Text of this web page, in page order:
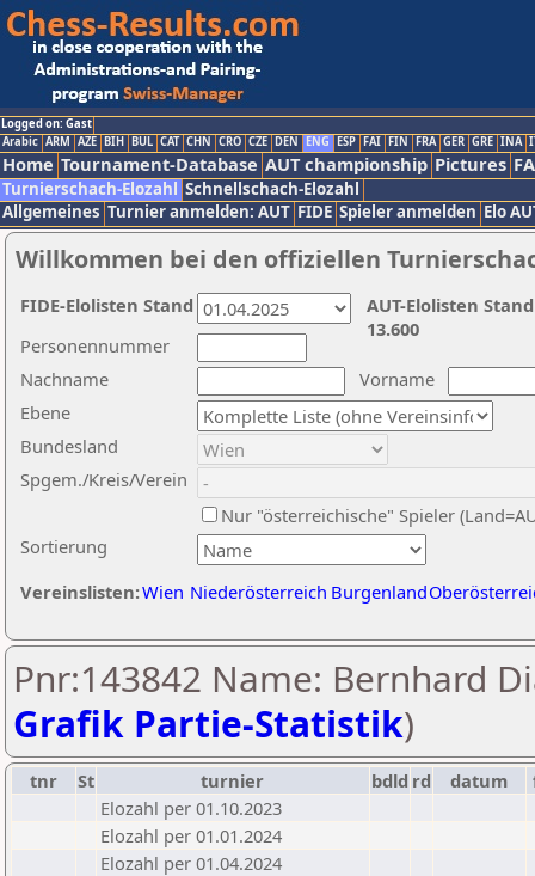
Logged on: Gast
Arabic ARM AZE BIH BUL CAT CHN CRO CZE DEN ENG ESP FAI FIN FRA GER GRE INA
Home Tournament-Database AUT championship Pictures
Turnierschach-Elozahl Schnellschach-Elozahl
Allgemeines Turnier anmelden: AUT FIDE Spieler anmelden Elo
Willkommen bei den offiziellen
Nachname
Vorname
Ebene
Sortierung
Personennummer
Bundesland
Spgem./Kreis/Verein
Nur "österreichische" Spieler
Vereinslisten:Wien Niederösterreich Burgenland
AUT-Elolisten
13.600
FIDE-Elolisten Stand
Pnr:143842 Name: Bernhard
Grafik Partie-Statistik)
tnr St turnier bdld rd datum
Elozahl per 01.10.2023
Elozahl per 01.01.2024
Elozahl per 01.04.2024